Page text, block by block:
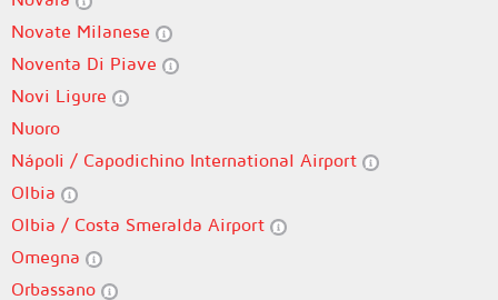
Novate Milanese
Noventa Di Piave
Novi Ligure
Nuoro
Nápoli / Capodichino International Airport
Olbia
Olbia / Costa Smeralda Airport
Omegna
Orbassano